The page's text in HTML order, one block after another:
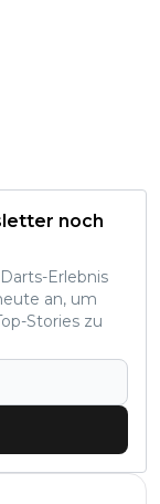
noch
Erlebnis
an, um
Stories zu